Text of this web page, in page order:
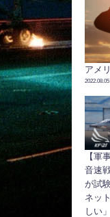
アメ
2022.08.05
【軍
音速
が試
ネッ
しい」